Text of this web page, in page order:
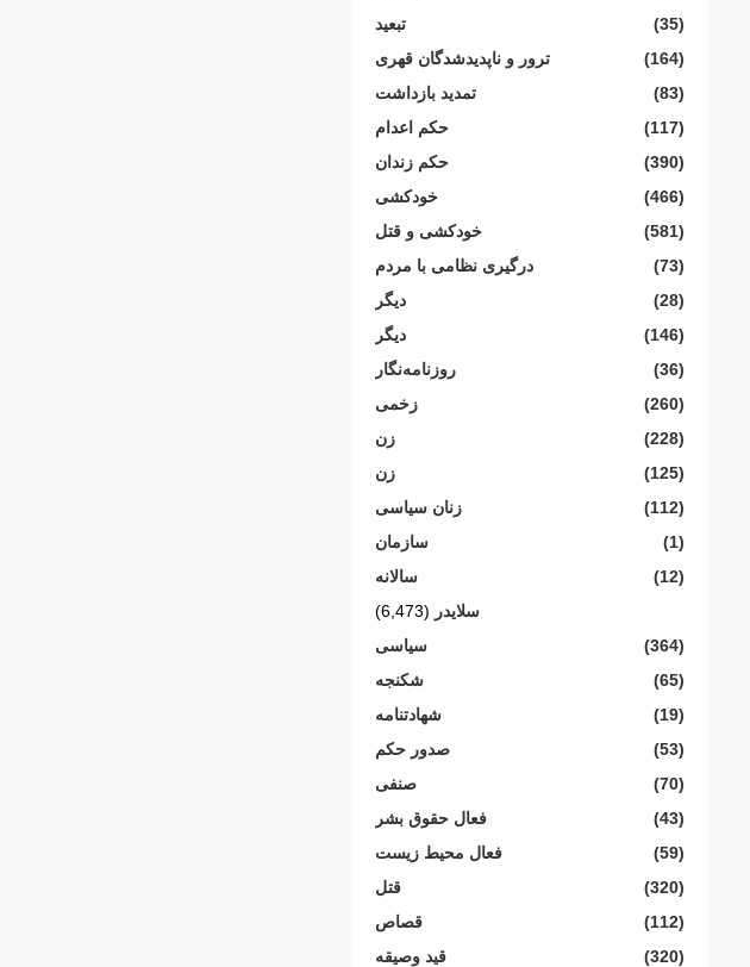
تبعید
(35)
ترور و ناپدیدشدگان قهری
(164)
تمدید بازداشت
(83)
حکم اعدام
(117)
حکم زندان
(390)
خودکشی
(466)
خودکشی و قتل
(581)
درگیری نظامی با مردم
(73)
دیگر
(28)
دیگر
(146)
روزنامەنگار
(36)
زخمی
(260)
زن
(228)
زن
(125)
زنان سیاسی
(112)
سازمان
(1)
سالانە
(12)
سلایدر (6,473)
سیاسی
(364)
شکنجە
(65)
شهادتنامە
(19)
صدور حکم
(53)
صنفی
(70)
فعال حقوق بشر
(43)
فعال محیط زیست
(59)
قتل
(320)
قصاص
(112)
قید وصیقه
(320)